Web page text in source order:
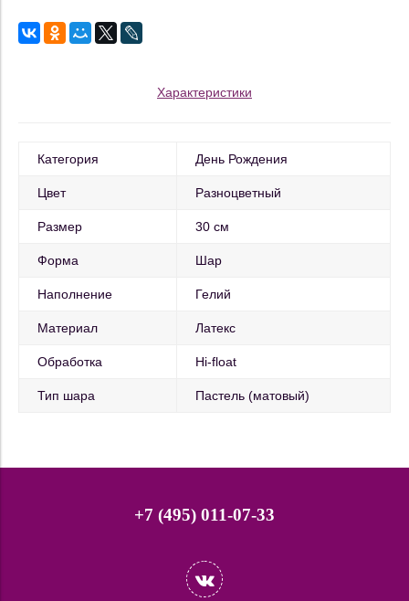
Характеристики
Категория День Рождения
Цвет Разноцветный
Размер 30 см
Форма Шар
Наполнение Гелий
Материал Латекс
Обработка Hi-float
Тип шара Пастель (матовый)
+7 (495) 011-07-33